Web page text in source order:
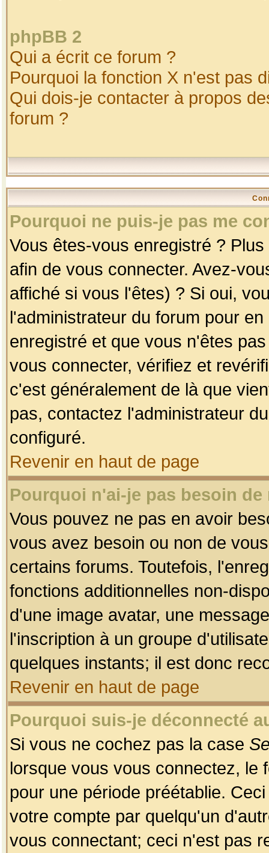
phpBB 2
Qui a écrit ce forum ?
Pourquoi la fonction X n'est pas
Qui dois-je contacter à propos
forum ?
Pourquoi ne puis-je pas me
Vous êtes-vous enregistré ?
afin de vous connecter. Avez-
affiché si vous l'êtes) ? Si oui,
l'administrateur du forum pour
enregistré et que vous n'êtes
vous connecter, vérifiez et
c'est généralement de là que
pas, contactez l'administrateur
configuré.
Revenir en haut de page
Pourquoi n'ai-je pas besoin
Vous pouvez ne pas en avoir
vous avez besoin ou non de
certains forums. Toutefois,
fonctions additionnelles non-
d'une image avatar, une
l'inscription à un groupe
quelques instants; il est donc
Revenir en haut de page
Pourquoi suis-je déconnecté
Si vous ne cochez pas la case
lorsque vous vous connectez, le
pour une période préétablie.
votre compte par quelqu'un
vous connectant; ceci n'est pas